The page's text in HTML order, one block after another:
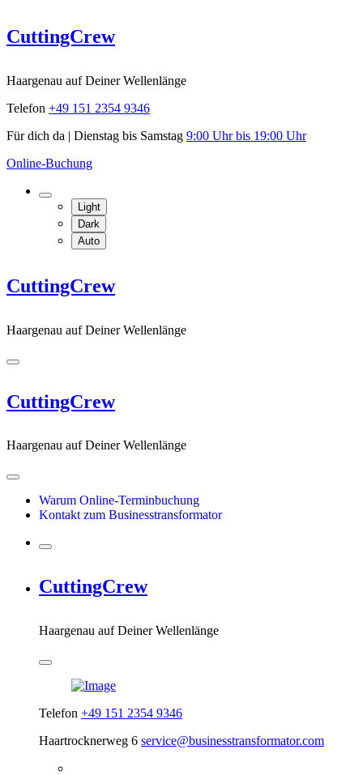
Skip
to
CuttingCrew
Haargenau auf Deiner Wellenlänge
Telefon +49 151 2354 9346
Für dich da | Dienstag bis Samstag 9:00 Uhr bis 19:00 Uhr
Online-Buchung
Light
Dark
Auto
CuttingCrew
Haargenau auf Deiner Wellenlänge
CuttingCrew
Haargenau auf Deiner Wellenlänge
Warum Online-Terminbuchung
Kontakt zum Businesstransformator
CuttingCrew
Haargenau auf Deiner Wellenlänge
Telefon +49 151 2354 9346
Haartrocknerweg 6 service@businesstransformator.com